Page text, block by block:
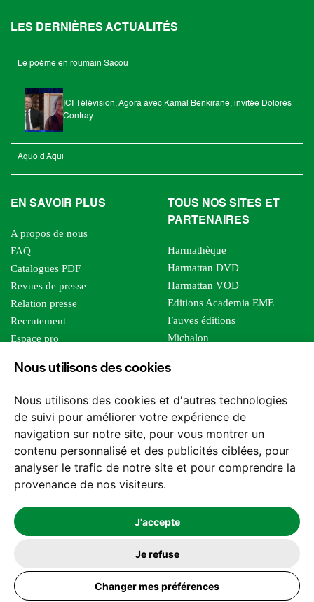
Nous utilisons des cookies
Nous utilisons des cookies et d'autres technologies
de suivi pour améliorer votre expérience de
navigation sur notre site, pour vous montrer un
contenu personnalisé et des publicités ciblées, pour
analyser le trafic de notre site et pour comprendre la
provenance de nos visiteurs.
J'accepte
Je refuse
Changer mes préférences
LES DERNIÈRES ACTUALITÉS
Le poème en roumain Sacou
ICI Télévision, Agora avec Kamal Benkirane, invitée Dolorès
Contray
Aquo d'Aqui
EN SAVOIR PLUS
A propos de nous
FAQ
Catalogues PDF
Revues de presse
Relation presse
Recrutement
Espace pro
Foreign rights
TOUS NOS SITES ET
PARTENAIRES
Harmathèque
Harmattan DVD
Harmattan VOD
Editions Academia EME
Fauves éditions
Michalon
Editions Sutton
Les impliqués
Tous les éditeurs
Tous nos auteurs
Nos structures
Nous contacter
2026 -© Les Editions l'Harmattan. Tous droits réservés - Site réalisé par
Mentions légales
Politique de confidentialité